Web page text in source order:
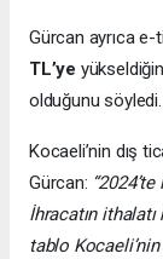
Gürcan ayrıca
TL’ye
olduğunu söyledi.
Kocaeli’nin dış
Gürcan:
İhracatın ithalatı
tablo